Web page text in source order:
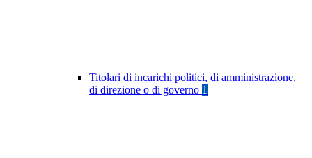
Titolari di incarichi politici, di amministrazione,
di direzione o di governo 1